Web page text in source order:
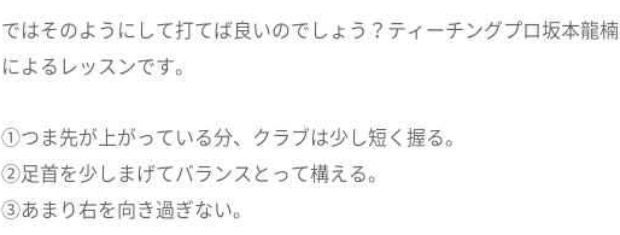
ではそのようにして打てば良いのでしょう？ティーチングプロ坂本龍楠
によるレッスンです。
①つま先が上がっている分、クラブは少し短く握る。
②足首を少しまげてバランスとって構える。
③あまり右を向き過ぎない。